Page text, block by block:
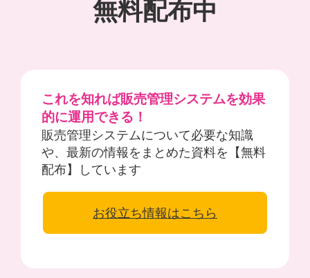
無料配布中
これを知れば販売管理システムを効果
的に運用できる！
販売管理システムについて必要な知識
や、最新の情報をまとめた資料を【無料
配布】しています
お役立ち情報はこちら